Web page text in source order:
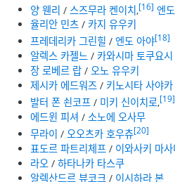
양 웬리 / 스즈무라 켄이치,[16] 엔
율리안 민츠 / 카지 유우키
프레데리카 그린힐 /엔도 아야[18]
알렉스 카젤느 / 카와시마 토쿠요시
장 로베르 랍 /오노 유우키
제시카 에드워즈 / 키노시타 사야카
발터 폰 쇤코프 / 미키 신이치로,[19]
에드윈 피셔 /소노에 오사무
무라이 /오오츠카 호우츄[20]
표도르 파트리체프 / 이와사키 마사
라오 /하타나카 타스쿠
알렉산드르 뷰코크 / 이시하라 본